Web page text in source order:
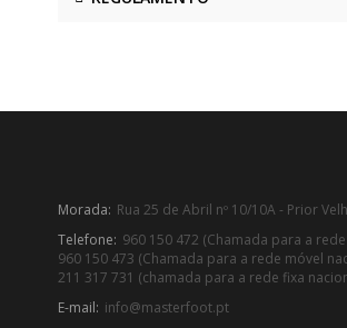
Morada: Rua 25 de Abril nº 10/10A - Prior
Telefone: 960 150 472 (Chamada para a
960 150 473 (Chamada para a rede móvel
211 317 731 (chamada para a rede fixa
E-mail: info@masterfoot.pt